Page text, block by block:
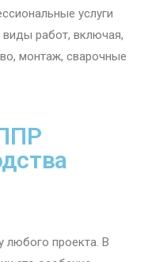
услуги
работ, включая,
монтаж, сварочные
любого проекта. В